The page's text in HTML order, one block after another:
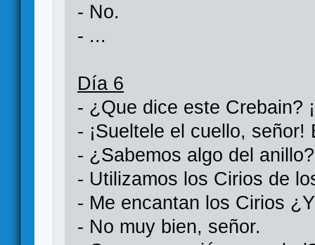
- No.
- ...
Día 6
- ¿Que dice este Crebain?
- ¡Sueltele el cuello, señor!
- ¿Sabemos algo del anillo?
- Utilizamos los Cirios de
- Me encantan los Cirios
- No muy bien, señor.